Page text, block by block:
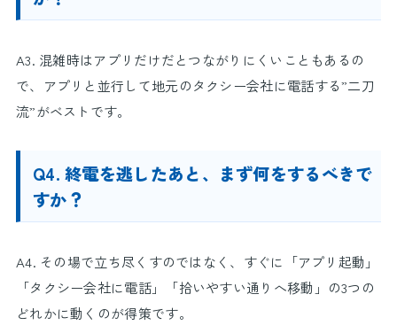
A3. 混雑時はアプリだけだとつながりにくいこともあるの
で、アプリと並行して地元のタクシー会社に電話する”二刀
流”がベストです。
Q4. 終電を逃したあと、まず何をするべきで
すか？
A4. その場で立ち尽くすのではなく、すぐに「アプリ起動」
「タクシー会社に電話」「拾いやすい通りへ移動」の3つの
どれかに動くのが得策です。